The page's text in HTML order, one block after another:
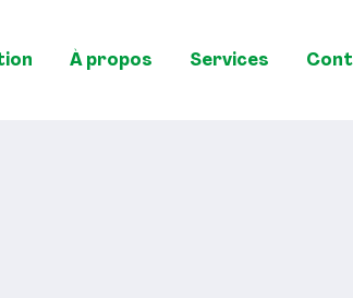
À propos Services